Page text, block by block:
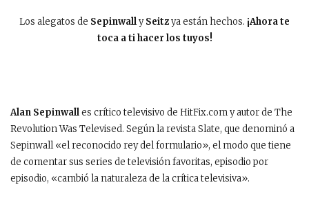
Los alegatos de SepinwallySeitzya están hechos. ¡Ahora te
toca a ti hacer los tuyos!
Alan Sepinwalles crítico televisivo de HitFix.com y autor de The
Revolution Was Televised. Según la revista Slate, que denominó a
Sepinwall «el reconocido rey del formulario», el modo que tiene
de comentar sus series de televisión favoritas, episodio por
episodio, «cambió la naturaleza de la crítica televisiva».